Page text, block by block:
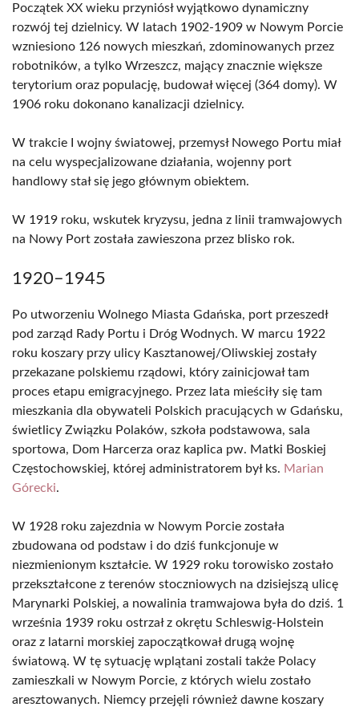
Początek XX wieku przyniósł wyjątkowo dynamiczny
rozwój tej dzielnicy. W latach 1902-1909 w Nowym Porcie
wzniesiono 126 nowych mieszkań, zdominowanych przez
robotników, a tylko Wrzeszcz, mający znacznie większe
terytorium oraz populację, budował więcej (364 domy). W
1906 roku dokonano kanalizacji dzielnicy.
W trakcie I wojny światowej, przemysł Nowego Portu miał
na celu wyspecjalizowane działania, wojenny port
handlowy stał się jego głównym obiektem.
W 1919 roku, wskutek kryzysu, jedna z linii tramwajowych
na Nowy Port została zawieszona przez blisko rok.
1920–1945
Po utworzeniu Wolnego Miasta Gdańska, port przeszedł
pod zarząd Rady Portu i Dróg Wodnych. W marcu 1922
roku koszary przy ulicy Kasztanowej/Oliwskiej zostały
przekazane polskiemu rządowi, który zainicjował tam
proces etapu emigracyjnego. Przez lata mieściły się tam
mieszkania dla obywateli Polskich pracujących w Gdańsku,
świetlicy Związku Polaków, szkoła podstawowa, sala
sportowa, Dom Harcerza oraz kaplica pw. Matki Boskiej
Częstochowskiej, której administratorem był ks. Marian
Górecki.
W 1928 roku zajezdnia w Nowym Porcie została
zbudowana od podstaw i do dziś funkcjonuje w
niezmienionym kształcie. W 1929 roku torowisko zostało
przekształcone z terenów stoczniowych na dzisiejszą ulicę
Marynarki Polskiej, a nowalinia tramwajowa była do dziś. 1
września 1939 roku ostrzał z okrętu Schleswig-Holstein
oraz z latarni morskiej zapoczątkował drugą wojnę
światową. W tę sytuację wplątani zostali także Polacy
zamieszkali w Nowym Porcie, z których wielu zostało
aresztowanych. Niemcy przejęli również dawne koszary